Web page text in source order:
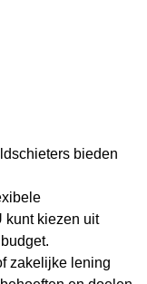
bieden
kunt kiezen uit
zakelijke lening